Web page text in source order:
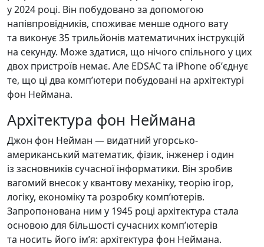
у 2024 році. Він побудовано за допомогою
напівпровідників, споживає менше одного вату
та виконує 35 трильйонів математичних інструкцій
на секунду. Може здатися, що нічого спільного у цих
двох пристроїв немає. Але EDSAC та iPhone обʼєднує
те, що ці два компʼютери побудовані на архітектурі
фон Неймана.
Архітектура фон Неймана
Джон фон Нейман — видатний угорсько-
американський математик, фізик, інженер і один
із засновників сучасної інформатики. Він зробив
вагомий внесок у квантову механіку, теорію ігор,
логіку, економіку та розробку компʼютерів.
Запропонована ним у 1945 році архітектура стала
основою для більшості сучасних компʼютерів
та носить його імʼя: архітектура фон Неймана.